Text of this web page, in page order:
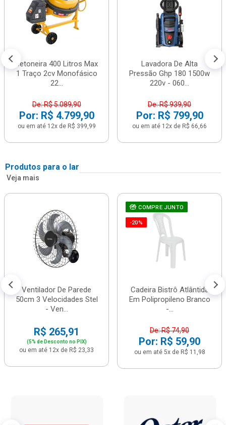
Betoneira 400 Litros Max
1 Traço 2cv Monofásico
22...
De: R$ 5.089,90
Por: R$ 4.799,90
ou em até 12x de R$ 399,99
Lavadora De Alta
Pressão Ghp 180 1500w
220v - 060...
De: R$ 939,90
Por: R$ 799,90
ou em até 12x de R$ 66,66
Produtos para o lar
Veja mais
Ventilador De Parede
50cm 3 Velocidades Stel
- Ven...
R$ 265,91
(5% de Desconto no PIX)
ou em até 12x de R$ 23,33
COMPRE JUNTO
-20%
Cadeira Bistrô Atlântida
Em Polipropileno Branco
-...
De: R$ 74,90
Por: R$ 59,90
ou em até 5x de R$ 11,98